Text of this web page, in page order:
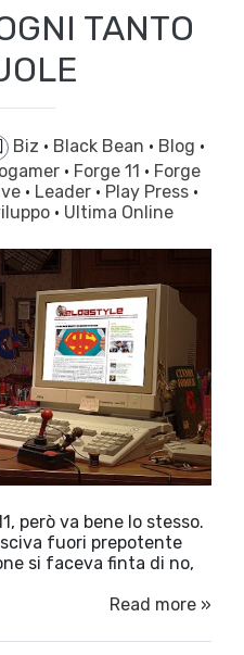
TANTO
Biz · Black Bean · Blog ·
· Forge 11 · Forge
· Leader · Play Press ·
· Ultima Online
però va bene lo stesso.
fuori prepotente
si faceva finta di no,
Read more »